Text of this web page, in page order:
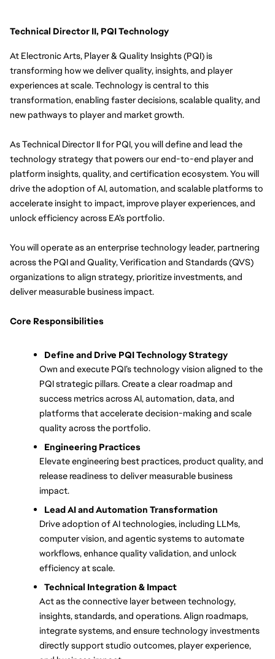
Technical Director II, PQI Technology
At Electronic Arts, Player & Quality Insights (PQI) is
transforming how we deliver quality, insights, and player
experiences at scale. Technology is central to this
transformation, enabling faster decisions, scalable quality, and
new pathways to player and market growth.
As Technical Director II for PQI, you will define and lead the
technology strategy that powers our end-to-end player and
platform insights, quality, and certification ecosystem. You will
drive the adoption of AI, automation, and scalable platforms to
accelerate insight to impact, improve player experiences, and
unlock efficiency across EA’s portfolio.
You will operate as an enterprise technology leader, partnering
across the PQI and Quality, Verification and Standards (QVS)
organizations to align strategy, prioritize investments, and
deliver measurable business impact.
Core Responsibilities
Define and Drive PQI Technology Strategy
Own and execute PQI’s technology vision aligned to the
PQI strategic pillars. Create a clear roadmap and
success metrics across AI, automation, data, and
platforms that accelerate decision-making and scale
quality across the portfolio.
Engineering Practices
Elevate engineering best practices, product quality, and
release readiness to deliver measurable business
impact.
Lead AI and Automation Transformation
Drive adoption of AI technologies, including LLMs,
computer vision, and agentic systems to automate
workflows, enhance quality validation, and unlock
efficiency at scale.
Technical Integration & Impact
Act as the connective layer between technology,
insights, standards, and operations. Align roadmaps,
integrate systems, and ensure technology investments
directly support studio outcomes, player experience,